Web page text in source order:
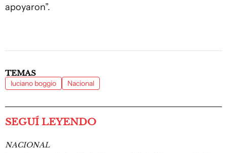
apoyaron”.
TEMAS
luciano boggio Nacional
SEGUÍ LEYENDO
NACIONAL